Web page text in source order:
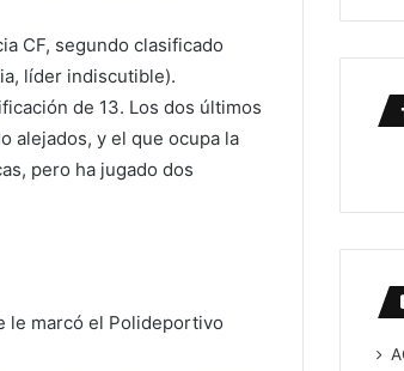
CF, segundo clasificado
líder indiscutible).
de 13. Los dos últimos
alejados, y el que ocupa la
pero ha jugado dos
le marcó el Polideportivo